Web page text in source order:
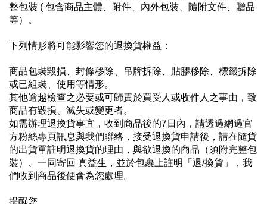
整包裝 ( 包含商品主體、附件、內外包裝、隨附文件、贈品
等）。
下列情形將可能影響您的退換貨權益：
商品包裝毀損、封條移除、吊牌拆除、貼膠移除、標籤拆除
或已組裝、使用等情形。
其他逾越檢查之必要或可歸責於買受人或收件人之事由，致
商品有毀損、滅失或變更者。
如需辦理退換貨事宜，收到商品後的7日內，請透過網過官
方粉絲專頁訊息與我們聯絡，接受退換貨申請後，請在隨貨
的出貨單註明退換貨的理由，與欲退換的商品（須附完整包
裝）、一同寄回 真益生，並於包裹上註明「退/換貨」，我
們收到商品後便會為您處理。
提醒您